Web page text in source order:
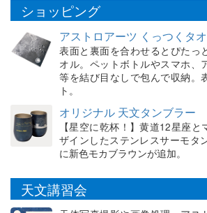
ショッピング
アストロアーツ くっつくタ
表面と裏面を合わせるとぴたっ
オル。ペットボトルやスマホ、
等を結び目なしで包んで収納。
ト。
オリジナル 天文タンブラー
【星空に乾杯！】黄道12星座
ザインしたステンレスサーモタ
に新色モカブラウンが追加。
天文講習会